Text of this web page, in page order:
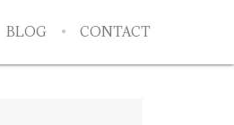
BLOG CONTACT